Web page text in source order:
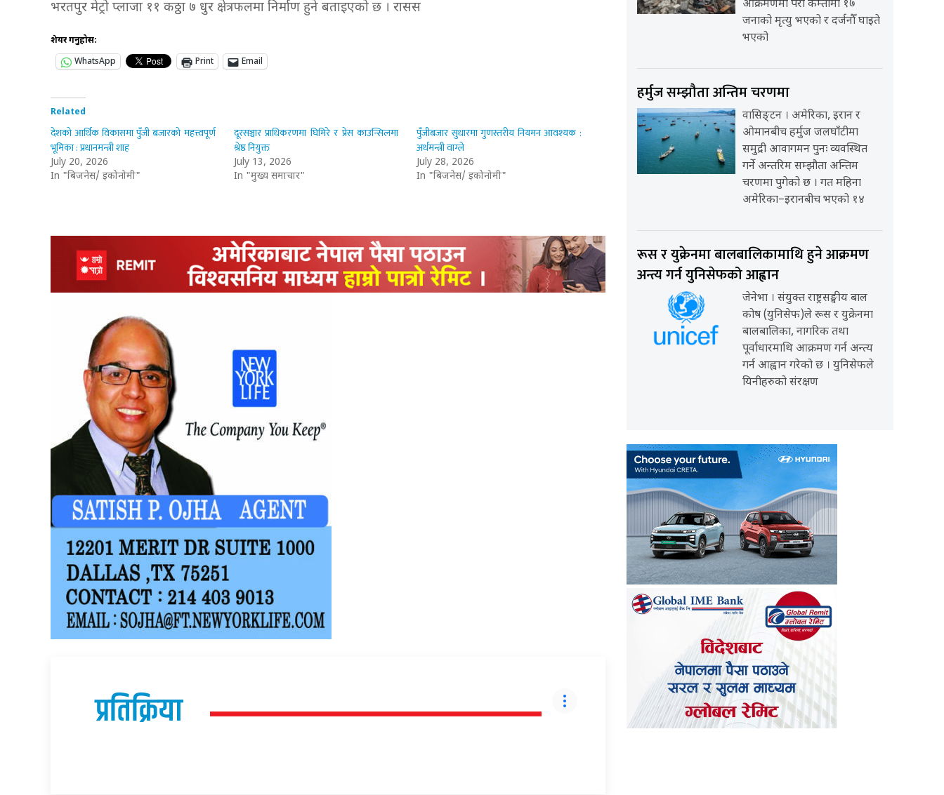
भरतपुर मेट्रो प्लाजा ११ कठ्ठा ७ धुर क्षेत्रफलमा निर्माण हुने बताइएको छ । रासस
शेयर गर्नुहोस:
WhatsApp
Print Email
Related
देशको आर्थिक विकासमा पुँजी बजारको महत्त्वपूर्ण
भूमिका : प्रधानमन्त्री शाह
July 20, 2026
In "बिजनेस/ इकोनोमी"
दूरसञ्चार प्राधिकरणमा घिमिरे र प्रेस काउन्सिलमा
श्रेष्ठ नियुक्त
July 13, 2026
In "मुख्य समाचार"
पुँजीबजार सुधारमा गुणस्तरीय नियमन आवश्यक :
अर्थमन्त्री वाग्ले
July 28, 2026
In "बिजनेस/ इकोनोमी"
प्रतिक्रिया
आक्रमणमा परी कम्तीमा १७
जनाको मृत्यु भएको र दर्जनौँ घाइते
भएको
हर्मुज सम्झौता अन्तिम चरणमा
वासिङ्टन । अमेरिका, इरान र
ओमानबीच हर्मुज जलघाँटीमा
समुद्री आवागमन पुनः व्यवस्थित
गर्ने अन्तरिम सम्झौता अन्तिम
चरणमा पुगेको छ । गत महिना
अमेरिका–इरानबीच भएको १४
रूस र युक्रेनमा बालबालिकामाथि हुने आक्रमण
अन्त्य गर्न युनिसेफको आह्वान
जेनेभा । संयुक्त राष्ट्रसङ्घीय बाल
कोष (युनिसेफ)ले रूस र युक्रेनमा
बालबालिका, नागरिक तथा
पूर्वाधारमाथि आक्रमण गर्न अन्त्य
गर्न आह्वान गरेको छ । युनिसेफले
यिनीहरुको संरक्षण